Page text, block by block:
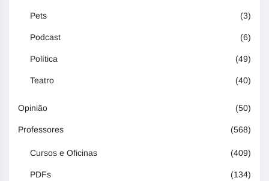
Pets (3)
Podcast (6)
Política (49)
Teatro (40)
Opinião (50)
Professores (568)
Cursos e Oficinas (409)
PDFs (134)